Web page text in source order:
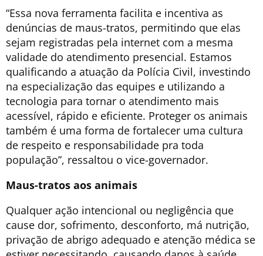
“Essa nova ferramenta facilita e incentiva as
denúncias de maus-tratos, permitindo que elas
sejam registradas pela internet com a mesma
validade do atendimento presencial. Estamos
qualificando a atuação da Polícia Civil, investindo
na especialização das equipes e utilizando a
tecnologia para tornar o atendimento mais
acessível, rápido e eficiente. Proteger os animais
também é uma forma de fortalecer uma cultura
de respeito e responsabilidade pra toda
população”, ressaltou o vice-governador.
Maus-tratos aos animais
Qualquer ação intencional ou negligência que
cause dor, sofrimento, desconforto, má nutrição,
privação de abrigo adequado e atenção médica se